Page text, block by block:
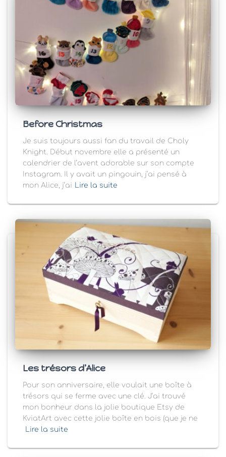
Before Christmas
Je suis toujours aussi fan du travail de Choly
Knight. Début novembre elle a présenté un
calendrier de l’avent adorable sur son compte
Instagram. Il y avait un pingouin, j’ai pensé à
mon Alice, j’ai
Lire la suite
Les trésors d’Alice
Pour son anniversaire, elle voulait une boîte à
trésors qui se ferme avec une clé. J’ai trouvé
mon bonheur dans la jolie boutique Etsy de
KviatArt avec cette jolie boîte en bois (que je ne
Lire la suite